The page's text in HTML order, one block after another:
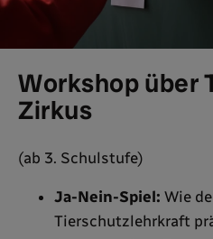
Workshop über
Zirkus
(ab 3. Schulstufe)
Ja-Nein-Spiel: Wie
Tierschutzlehrkraft